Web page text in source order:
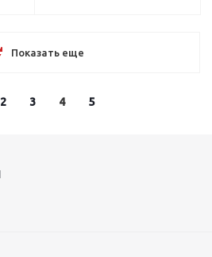
Показать еще
2 3 4 5